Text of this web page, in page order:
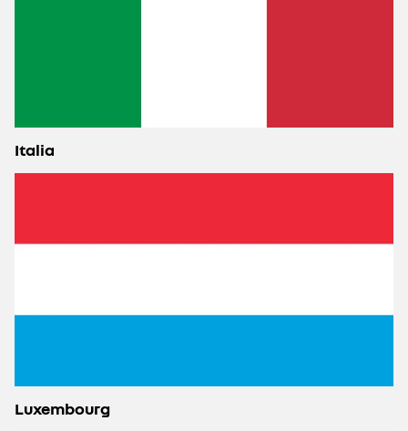
Italia
Luxembourg